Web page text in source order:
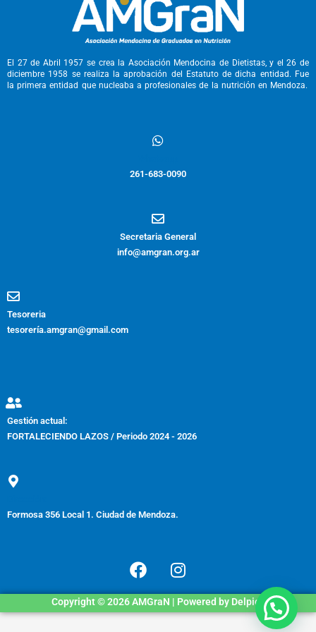
El 27 de Abril 1957 se crea la Asociación Mendocina de Dietistas, y el 26 de
diciembre 1958 se realiza la aprobación del Estatuto de dicha entidad. Fue
la primera entidad que nucleaba a profesionales de la nutrición en Mendoza.
261-683-0090
Secretaria General
info@amgran.org.ar
Tesoreria
tesorería.amgran@gmail.com
Gestión actual:
FORTALECIENDO LAZOS / Periodo 2024 - 2026
Formosa 356 Local 1. Ciudad de Mendoza.
F
a
c
e
I
n
s
t
Copyright © 2026 AMGraN | Powered by Delpico